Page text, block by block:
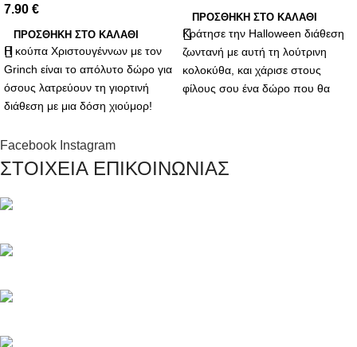
7.90 €
ΠΡΟΣΘΉΚΗ ΣΤΟ ΚΑΛΆΘΙ
Η κούπα Χριστουγέννων με τον
Grinch είναι το απόλυτο δώρο για
όσους λατρεύουν τη γιορτινή
διάθεση με μια δόση χιούμορ!
χαρακτήρα του Dr. Seuss, τον
γκρινιάρη αλλά αξιαγάπητο
Grinch,
ΠΡΟΣΘΉΚΗ ΣΤΟ ΚΑΛΆΘΙ
Κράτησε την Halloween διάθεση
ζωντανή με αυτή τη λούτρινη
κολοκύθα, και χάρισε στους
φίλους σου ένα δώρο που θα
Facebook Instagram
ΣΤΟΙΧΕΙΑ ΕΠΙΚΟΙΝΩΝΙΑΣ